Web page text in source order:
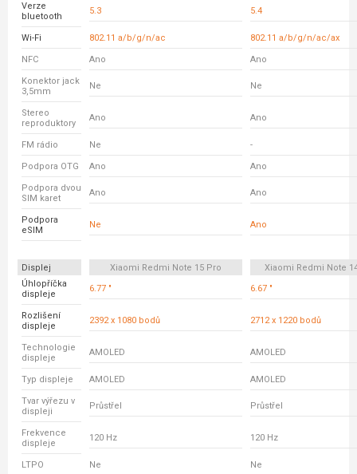
Verze
bluetooth
5.3 5.4
Wi-Fi 802.11 a/b/g/n/ac 802.11 a/b/g/n/ac/ax
NFC Ano Ano
Konektor jack
3,5mm
Ne Ne
Stereo
reproduktory
Ano Ano
FM rádio Ne -
Podpora OTG Ano Ano
Podpora dvou
SIM karet
Ano Ano
Podpora
eSIM
Ne Ano
Displej Xiaomi Redmi Note 15 Pro
Xiaomi Redmi Note
Úhlopříčka
displeje
6.77 " 6.67 "
Rozlišení
displeje
2392 x 1080 bodů 2712 x 1220 bodů
Technologie
displeje
AMOLED AMOLED
Typ displeje AMOLED AMOLED
Tvar výřezu v
displeji
Průstřel Průstřel
Frekvence
displeje
120 Hz 120 Hz
LTPO Ne Ne